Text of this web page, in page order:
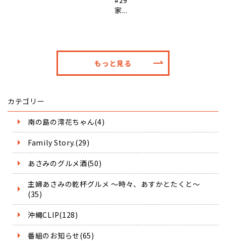
家...
もっと見る
カテゴリー
南の島の澪花ちゃん(4)
Family Story.(29)
あさみのグルメ酒(50)
主婦あさみの乾杯グルメ ～時々、あすかとたくと～
(35)
沖縄CLIP(128)
番組のお知らせ(65)